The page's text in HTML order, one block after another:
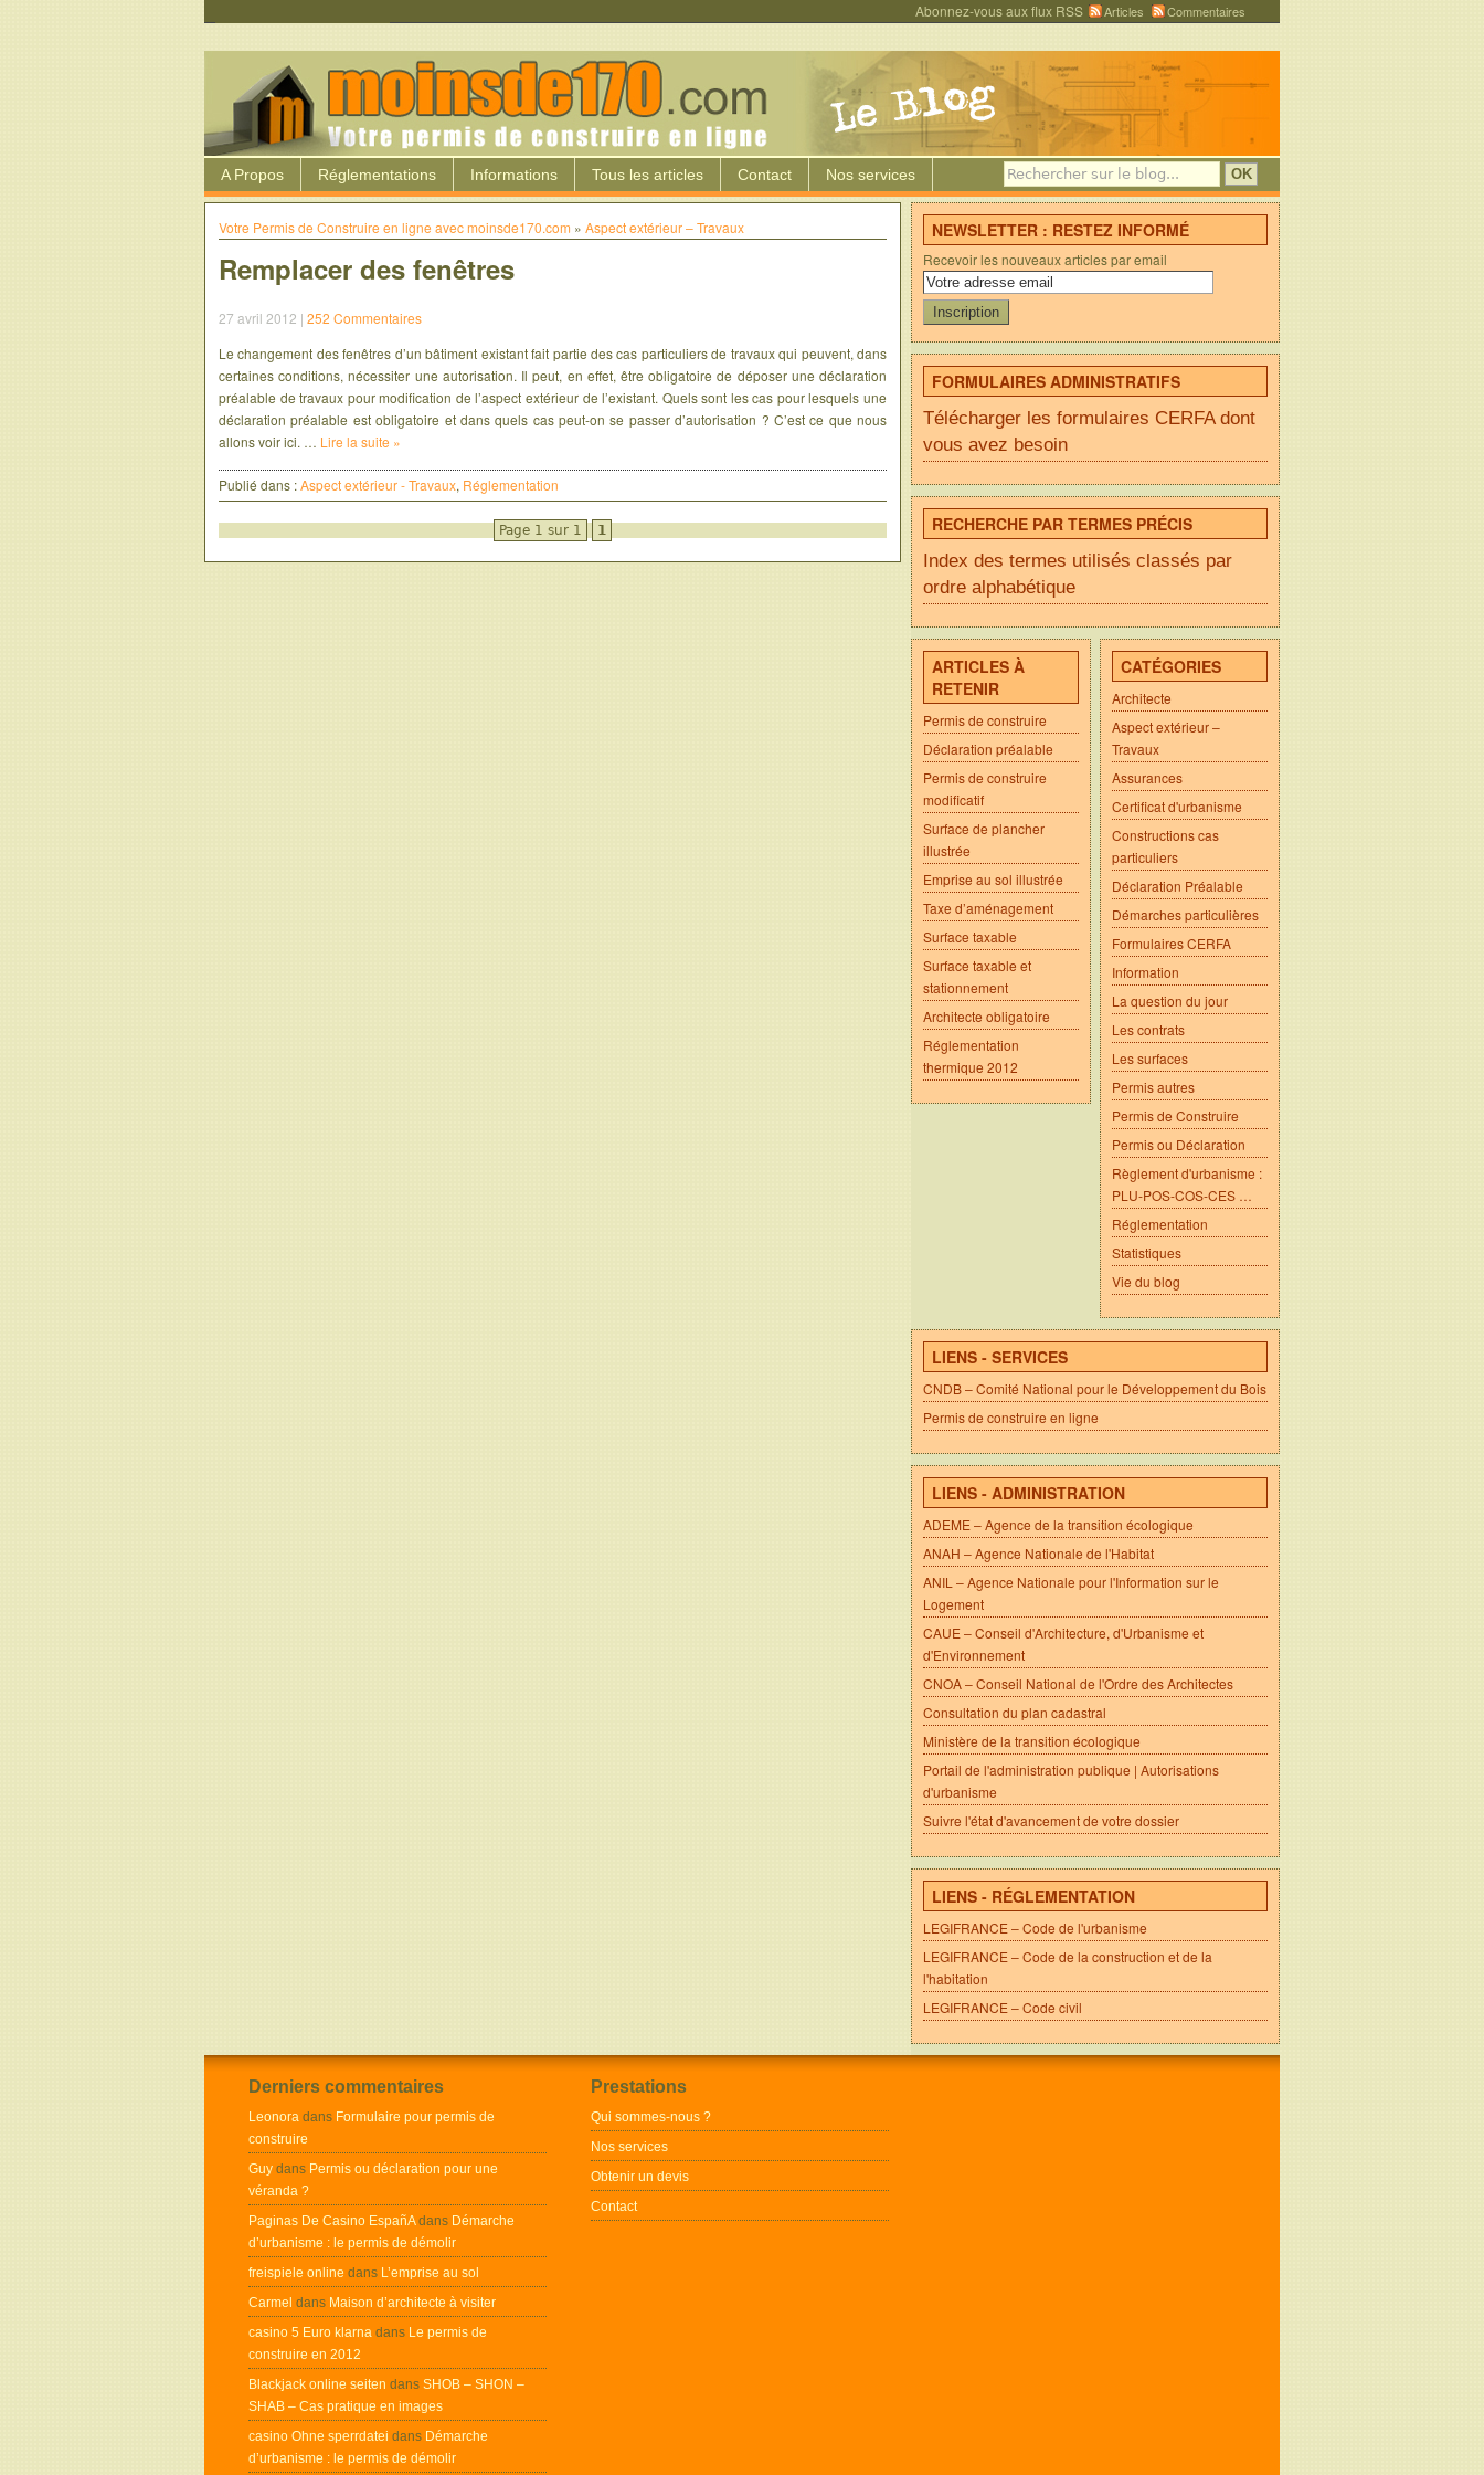
Abonnez-vous aux flux RSS Articles Commentaires
A Propos Réglementations Informations Tous les articles Contact Nos services
Votre Permis de Construire en ligne avec moinsde170.com » Aspect extérieur – Travaux
Remplacer des fenêtres
27 avril 2012 | 252 Commentaires
Le changement des fenêtres d’un bâtiment existant fait partie des cas particuliers de travaux qui peuvent, dans
certaines conditions, nécessiter une autorisation. Il peut, en effet, être obligatoire de déposer une déclaration
préalable de travaux pour modification de l’aspect extérieur de l’existant. Quels sont les cas pour lesquels une
déclaration préalable est obligatoire et dans quels cas peut-on se passer d’autorisation ? C’est ce que nous
allons voir ici. … Lire la suite »
Publié dans :Aspect extérieur - Travaux, Réglementation
Page 1 sur 1 1
NEWSLETTER : RESTEZ INFORMÉ
Recevoir les nouveaux articles par email
FORMULAIRES ADMINISTRATIFS
Télécharger les formulaires CERFA dont
vous avez besoin
RECHERCHE PAR TERMES PRÉCIS
Index des termes utilisés classés par
ordre alphabétique
ARTICLES À
RETENIR
Permis de construire
Déclaration préalable
Permis de construire
modificatif
Surface de plancher
illustrée
Emprise au sol illustrée
Taxe d’aménagement
Surface taxable
Surface taxable et
stationnement
Architecte obligatoire
Réglementation
thermique 2012
CATÉGORIES
Architecte
Aspect extérieur –
Travaux
Assurances
Certificat d'urbanisme
Constructions cas
particuliers
Déclaration Préalable
Démarches particulières
Formulaires CERFA
Information
La question du jour
Les contrats
Les surfaces
Permis autres
Permis de Construire
Permis ou Déclaration
Règlement d'urbanisme :
PLU-POS-COS-CES …
Réglementation
Statistiques
Vie du blog
LIENS - SERVICES
CNDB – Comité National pour le Développement du Bois
Permis de construire en ligne
LIENS - ADMINISTRATION
ADEME – Agence de la transition écologique
ANAH – Agence Nationale de l'Habitat
ANIL – Agence Nationale pour l'Information sur le
Logement
CAUE – Conseil d'Architecture, d'Urbanisme et
d'Environnement
CNOA – Conseil National de l'Ordre des Architectes
Consultation du plan cadastral
Ministère de la transition écologique
Portail de l'administration publique | Autorisations
d'urbanisme
Suivre l'état d'avancement de votre dossier
LIENS - RÉGLEMENTATION
LEGIFRANCE – Code de l'urbanisme
LEGIFRANCE – Code de la construction et de la
l'habitation
LEGIFRANCE – Code civil
Derniers commentaires
Leonora dans Formulaire pour permis de
construire
Guy dans Permis ou déclaration pour une
véranda ?
Paginas De Casino EspañAdans Démarche
d’urbanisme : le permis de démolir
freispiele online dans L’emprise au sol
Carmel dans Maison d’architecte à visiter
casino 5 Euro klarna dans Le permis de
construire en 2012
Blackjack online seiten dans SHOB – SHON –
SHAB – Cas pratique en images
casino Ohne sperrdatei dans Démarche
d’urbanisme : le permis de démolir
Prestations
Qui sommes-nous ?
Nos services
Obtenir un devis
Contact